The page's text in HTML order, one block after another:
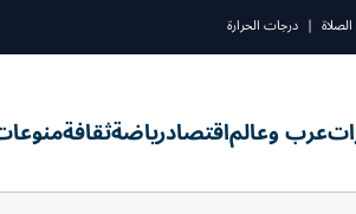
| درجات الحرارة
عرب وعالماقتصادرياضةثقافة